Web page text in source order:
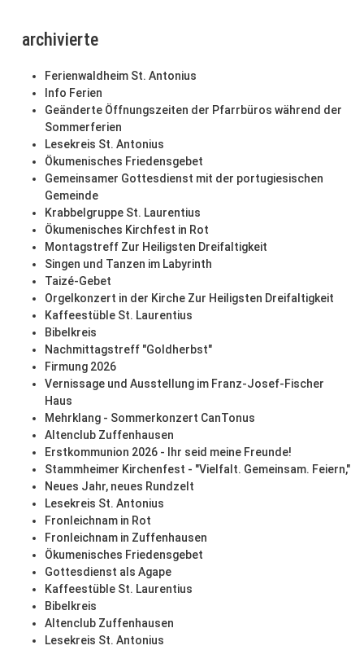
archivierte
Ferienwaldheim St. Antonius
Info Ferien
Geänderte Öffnungszeiten der Pfarrbüros während der
Sommerferien
Lesekreis St. Antonius
Ökumenisches Friedensgebet
Gemeinsamer Gottesdienst mit der portugiesischen
Gemeinde
Krabbelgruppe St. Laurentius
Ökumenisches Kirchfest in Rot
Montagstreff Zur Heiligsten Dreifaltigkeit
Singen und Tanzen im Labyrinth
Taizé-Gebet
Orgelkonzert in der Kirche Zur Heiligsten Dreifaltigkeit
Kaffeestüble St. Laurentius
Bibelkreis
Nachmittagstreff "Goldherbst"
Firmung 2026
Vernissage und Ausstellung im Franz-Josef-Fischer
Haus
Mehrklang - Sommerkonzert CanTonus
Altenclub Zuffenhausen
Erstkommunion 2026 - Ihr seid meine Freunde!
Stammheimer Kirchenfest - "Vielfalt. Gemeinsam. Feiern,"
Neues Jahr, neues Rundzelt
Lesekreis St. Antonius
Fronleichnam in Rot
Fronleichnam in Zuffenhausen
Ökumenisches Friedensgebet
Gottesdienst als Agape
Kaffeestüble St. Laurentius
Bibelkreis
Altenclub Zuffenhausen
Lesekreis St. Antonius